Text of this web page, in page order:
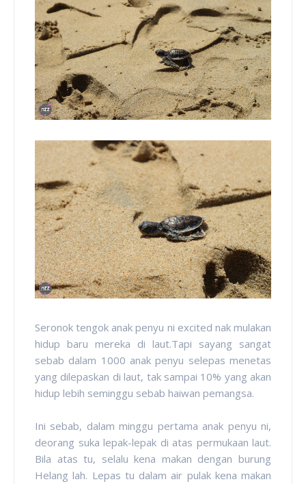
Seronok tengok anak penyu ni excited nak mulakan
hidup baru mereka di laut.Tapi sayang sangat
sebab dalam 1000 anak penyu selepas menetas
yang dilepaskan di laut, tak sampai 10% yang akan
hidup lebih seminggu sebab haiwan pemangsa.
Ini sebab, dalam minggu pertama anak penyu ni,
deorang suka lepak-lepak di atas permukaan laut.
Bila atas tu, selalu kena makan dengan burung
Helang lah. Lepas tu dalam air pulak kena makan